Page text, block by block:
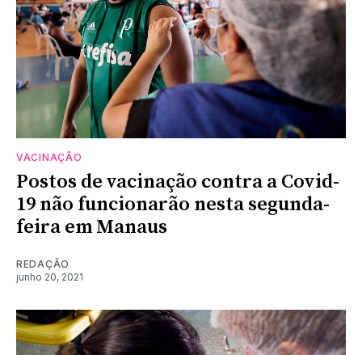
VACINAÇÃO
Postos de vacinação contra a Covid-
19 não funcionarão nesta segunda-
feira em Manaus
REDAÇÃO
junho 20, 2021